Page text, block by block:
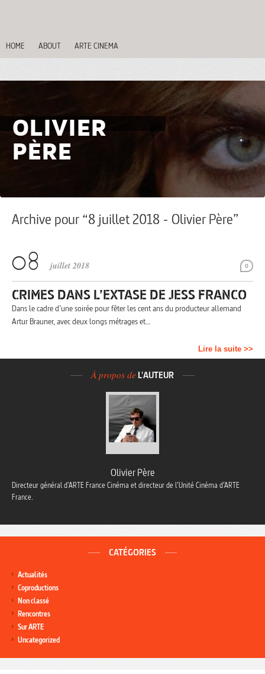
HOME ABOUT ARTE CINEMA
OLIVIER
PÈRE
Archive pour “8 juillet 2018 - Olivier Père”
0
juillet 2018
CRIMES DANS L’EXTASE DE JESS FRANCO
Dans le cadre d’une soirée pour fêter les cent ans du producteur allemand
Artur Brauner, avec deux longs métrages et…
Lire la suite >>
À propos de L'AUTEUR
Olivier Père
Directeur général d’ARTE France Cinéma et directeur de l’Unité Cinéma d’ARTE
France.
CATÉGORIES
Actualités
Coproductions
Non classé
Rencontres
Sur ARTE
Uncategorized